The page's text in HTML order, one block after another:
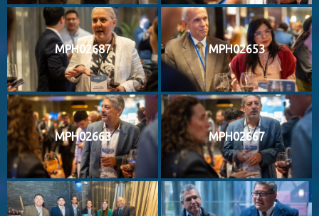
MPH02687 MPH02653
MPH02663 MPH02667